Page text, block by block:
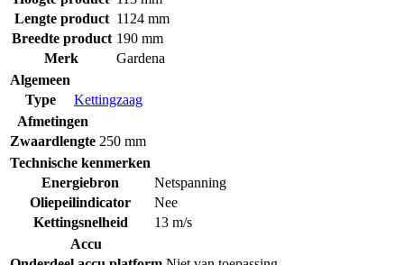
Lengte product 1124 mm
Breedte product 190 mm
Merk
Gardena
Algemeen
Type
Kettingzaag
Afmetingen
Zwaardlengte 250 mm
Technische kenmerken
Energiebron
Netspanning
Oliepeilindicator
Nee
Kettingsnelheid
13 m/s
Accu